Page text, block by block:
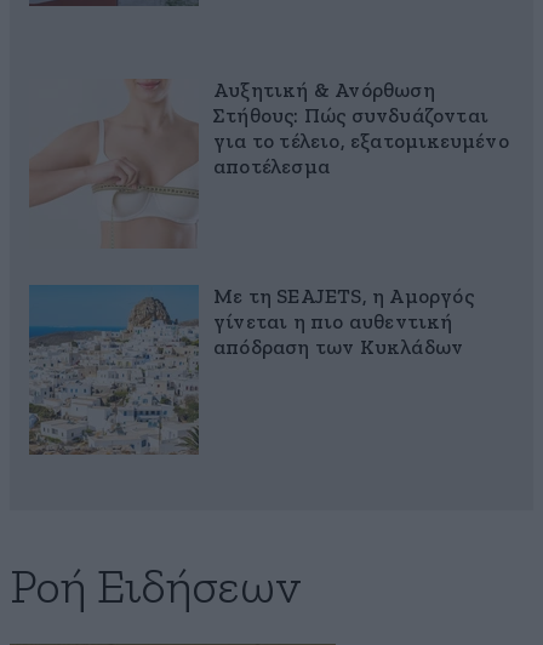
Αυξητική & Ανόρθωση
Στήθους: Πώς συνδυάζονται
για το τέλειο, εξατομικευμένο
αποτέλεσμα
Με τη SEAJETS, η Αμοργός
γίνεται η πιο αυθεντική
απόδραση των Κυκλάδων
Ροή Ειδήσεων